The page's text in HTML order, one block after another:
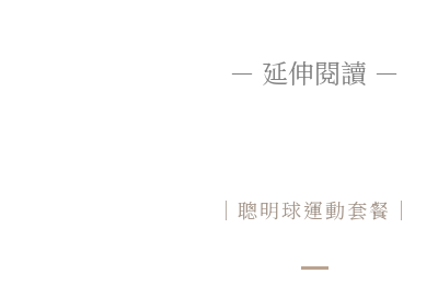
－ 延伸閱讀 －
｜聰明球運動套餐｜